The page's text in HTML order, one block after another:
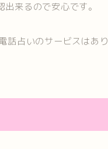
来るので安心です。
話占いのサービスはあり